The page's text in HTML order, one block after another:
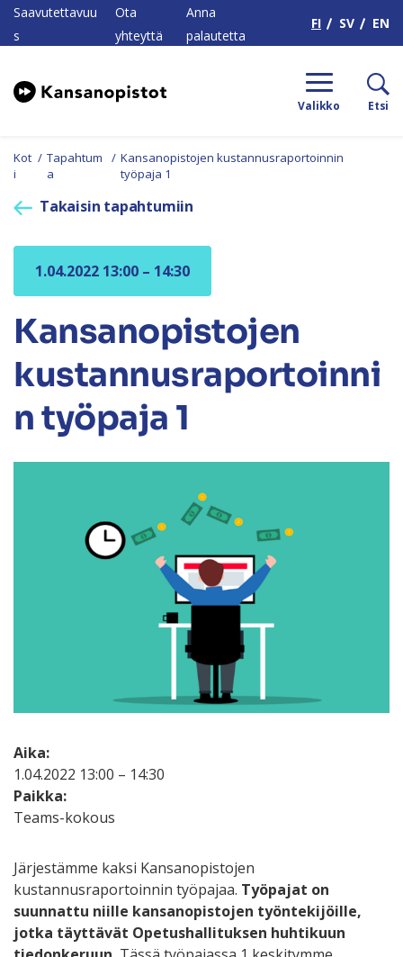
Saavutettavuu
s
Ota
yhteyttä
Anna
palautetta
FI SV EN
Valikko Etsi
Kot
i
/ Tapahtum
a
/ Kansanopistojen kustannusraportoinnin
työpaja 1
Takaisin tapahtumiin
1.04.2022 13:00 – 14:30
Kansanopistojen
kustannusraportoinni
n työpaja 1
Aika:
1.04.2022 13:00 – 14:30
Paikka:
Teams-kokous
Järjestämme kaksi Kansanopistojen
kustannusraportoinnin työpajaa. Työpajat on
suunnattu niille kansanopistojen työntekijöille,
jotka täyttävät Opetushallituksen huhtikuun